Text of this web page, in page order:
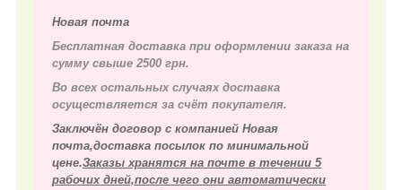
Новая почта
Бесплатная доставка при оформлении заказа на
сумму свыше 2500 грн.
Во всех остальных случаях доставка
осуществляется за счёт покупателя.
Заключён договор с компанией Новая
почта,доставка посылок по минимальной
цене.Заказы хранятся на почте в течении 5
рабочих дней,после чего они автоматически